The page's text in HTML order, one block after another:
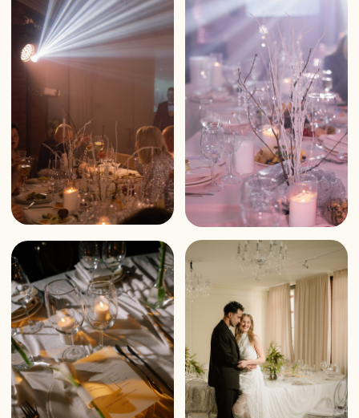
Посмотрите живые фотографии интерьера, экстерьера,
дворика, гостей и авторских блюд.
Каждое фото передаёт атмосферу праздника в «Музе».
Оцените живой и теплый формат праздника в
банкетном зале в историческом особняке
Живые эмоции, стильный
интерьер и эстетика зала
Наши контакты